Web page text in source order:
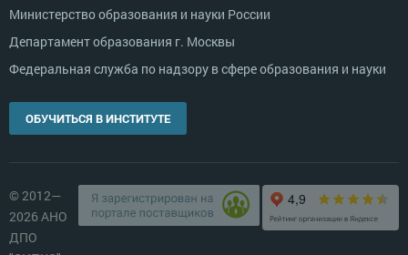
Министерство образования и науки России
Департамент образования г. Москвы
Федеральная служба по надзору в сфере образования и науки
ОБУЧИТЬСЯ В ИНСТИТУТЕ
© 2012—
2026 АНО
ДПО